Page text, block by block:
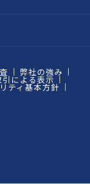
弊社の強み
による表示
ティ基本方針